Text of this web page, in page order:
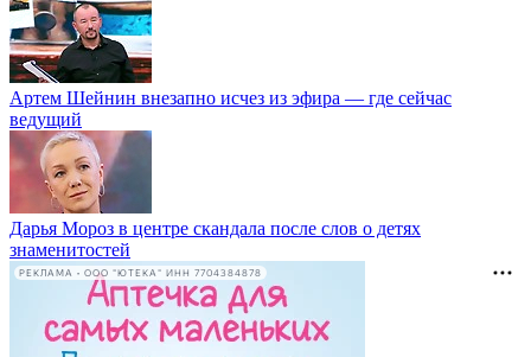
Артем Шейнин внезапно исчез из эфира — где сейчас
ведущий
Дарья Мороз в центре скандала после слов о детях
знаменитостей
РЕКЛАМА • ООО "ЮТЕКА" ИНН 7704384878